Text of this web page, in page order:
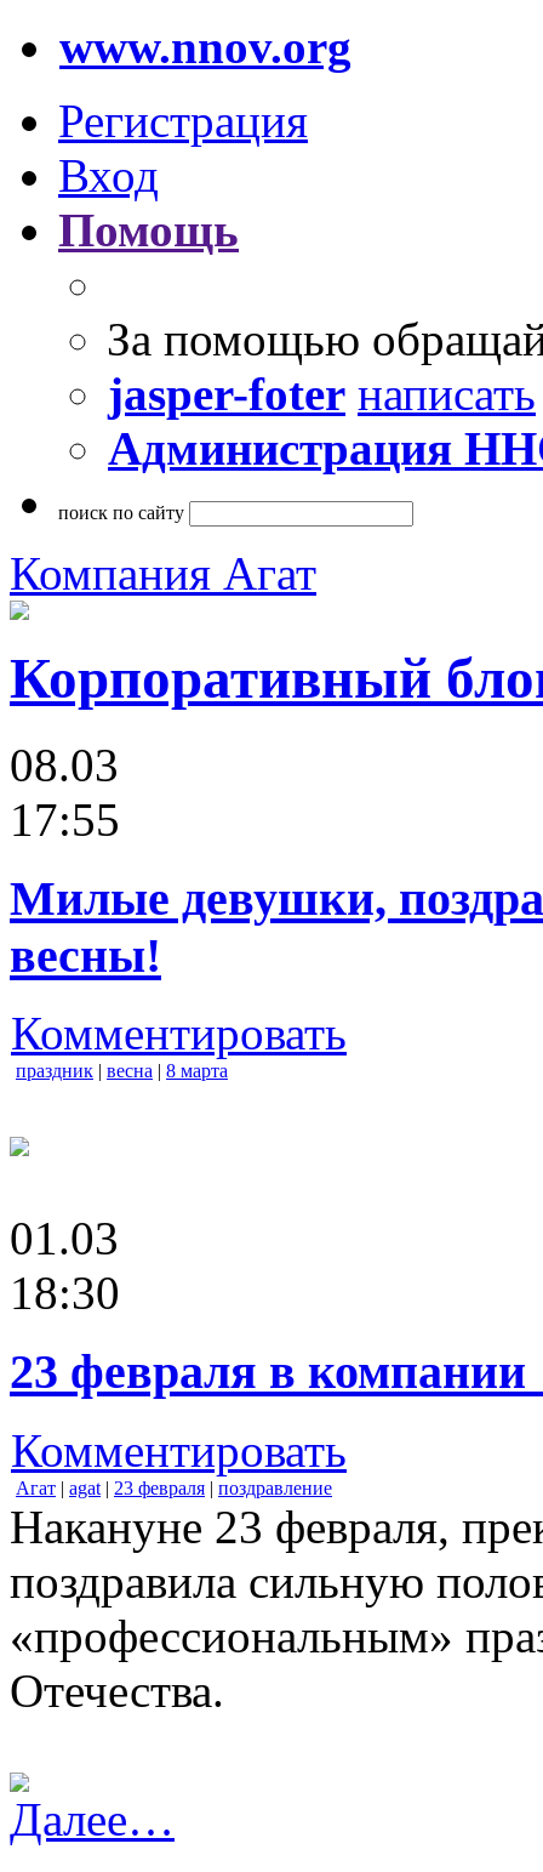
www.nnov.org
Регистрация
Вход
Помощь
За помощью
jasper-foter написать
Администрация
поиск по сайту
Компания Агат
Корпоративный
08.03
17:55
Милые девушки,
весны!
Комментировать
праздник | весна | 8 марта
01.03
18:30
23 февраля в
Комментировать
Агат | agat | 23 февраля | поздравление
Накануне 23 февраля,
поздравила сильную
«профессиональным»
Отечества.
Далее…